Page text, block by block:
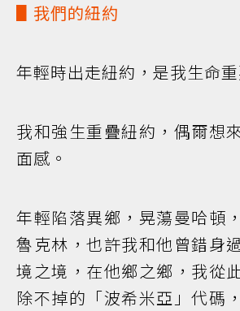
▋我們的紐約
年輕時出走紐約，是我生命
我和強生重疊紐約，偶爾想
面感。
年輕陷落異鄉，晃蕩曼哈頓
魯克林，也許我和他曾錯身
境之境，在他鄉之鄉，我從
除不掉的「波希米亞」代碼